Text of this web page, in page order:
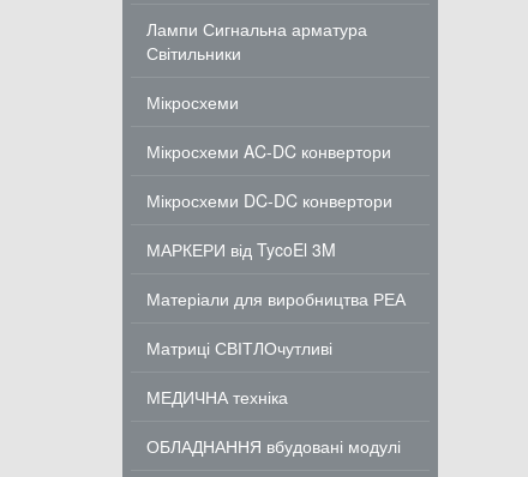
Лампи Сигнальна арматура
Світильники
Мікросхеми
Мікросхеми AC-DC конвертори
Мікросхеми DC-DC конвертори
МАРКЕРИ від TycoEl 3M
Матеріали для виробництва РЕА
Матриці СВІТЛОчутливі
МЕДИЧНА техніка
ОБЛАДНАННЯ вбудовані модулі